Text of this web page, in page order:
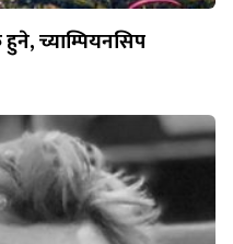
हुने, च्याम्पियनसिप